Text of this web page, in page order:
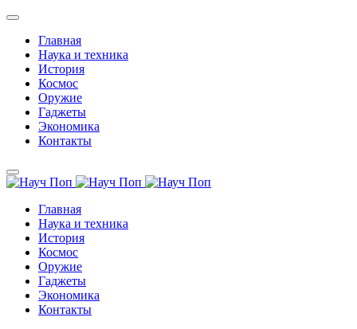
Главная
Наука и техника
История
Космос
Оружие
Гаджеты
Экономика
Контакты
Главная
Наука и техника
История
Космос
Оружие
Гаджеты
Экономика
Контакты